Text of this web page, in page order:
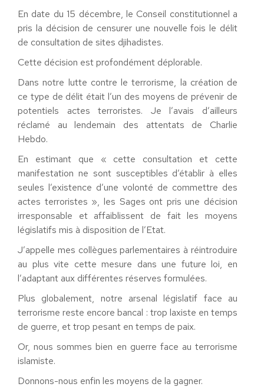
En date du 15 décembre, le Conseil constitutionnel a
pris la décision de censurer une nouvelle fois le délit
de consultation de sites djihadistes.
Cette décision est profondément déplorable.
Dans notre lutte contre le terrorisme, la création de
ce type de délit était l’un des moyens de prévenir de
potentiels actes terroristes. Je l’avais d’ailleurs
réclamé au lendemain des attentats de Charlie
Hebdo.
En estimant que « cette consultation et cette
manifestation ne sont susceptibles d’établir à elles
seules l’existence d’une volonté de commettre des
actes terroristes », les Sages ont pris une décision
irresponsable et affaiblissent de fait les moyens
législatifs mis à disposition de l’Etat.
J’appelle mes collègues parlementaires à réintroduire
au plus vite cette mesure dans une future loi, en
l’adaptant aux différentes réserves formulées.
Plus globalement, notre arsenal législatif face au
terrorisme reste encore bancal : trop laxiste en temps
de guerre, et trop pesant en temps de paix.
Or, nous sommes bien en guerre face au terrorisme
islamiste.
Donnons-nous enfin les moyens de la gagner.